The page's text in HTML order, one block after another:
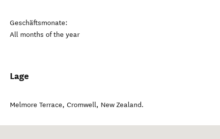
Geschäftsmonate:
All months of the year
Lage
Melmore Terrace, Cromwell, New Zealand.